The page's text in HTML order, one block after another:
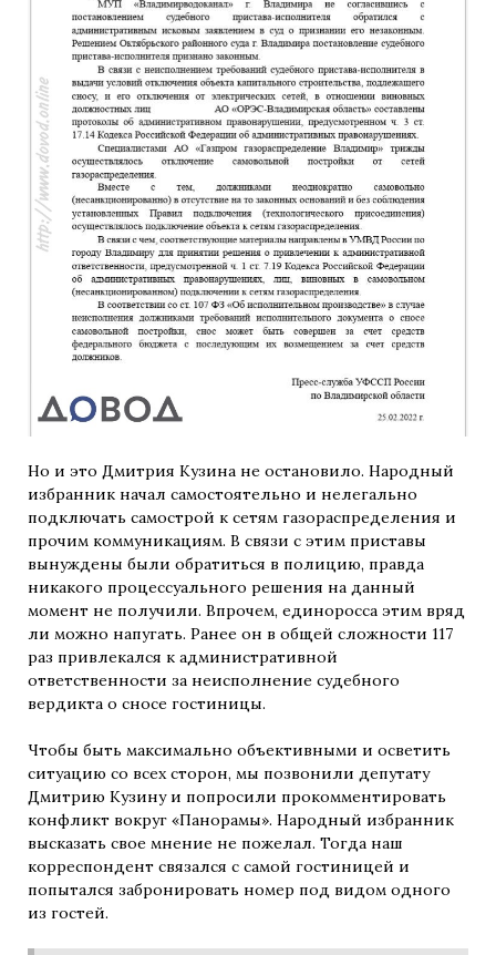
Но и это Дмитрия Кузина не остановило. Народный
избранник начал самостоятельно и нелегально
подключать самострой к сетям газораспределения и
прочим коммуникациям. В связи с этим приставы
вынуждены были обратиться в полицию, правда
никакого процессуального решения на данный
момент не получили. Впрочем, единоросса этим вряд
ли можно напугать. Ранее он в общей сложности 117
раз привлекался к административной
ответственности за неисполнение судебного
вердикта о сносе гостиницы.
Чтобы быть максимально объективными и осветить
ситуацию со всех сторон, мы позвонили депутату
Дмитрию Кузину и попросили прокомментировать
конфликт вокруг «Панорамы». Народный избранник
высказать свое мнение не пожелал. Тогда наш
корреспондент связался с самой гостиницей и
попытался забронировать номер под видом одного
из гостей.